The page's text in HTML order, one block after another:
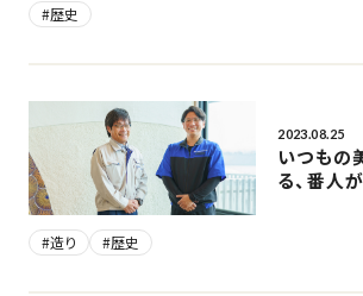
#歴史
2023.08.25
いつもの
る、番人
#造り #歴史